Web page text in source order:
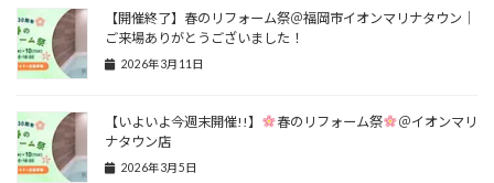
【開催終了】春のリフォーム祭＠福岡市イオンマリナタウン｜
ご来場ありがとうございました！
2026年3月11日
【いよいよ今週末開催!!】 春のリフォーム祭
＠イオンマリ
ナタウン店
2026年3月5日